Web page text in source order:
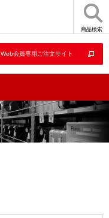
商品検索
Web会員専用ご注文サイト